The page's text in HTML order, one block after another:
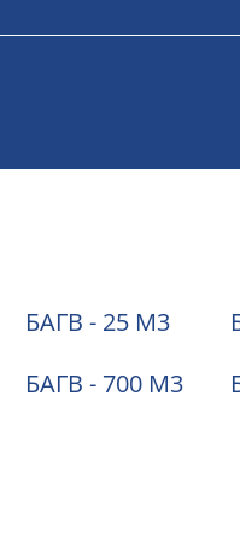
БАГВ - 25 М3
БАГВ - 700 М3